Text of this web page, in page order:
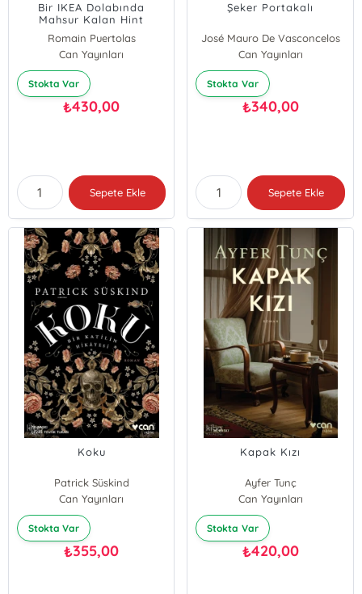
Bir IKEA Dolabında
Mahsur Kalan Hint
Fakiri'nin Olağanüstü
Yolculuğu
Romain Puertolas
Can Yayınları
Stokta Var
₺430,00
Sepete Ekle
Şeker Portakalı
José Mauro De Vasconcelos
Can Yayınları
Stokta Var
₺340,00
Sepete Ekle
Koku
Patrick Süskind
Can Yayınları
Stokta Var
₺355,00
Kapak Kızı
Ayfer Tunç
Can Yayınları
Stokta Var
₺420,00